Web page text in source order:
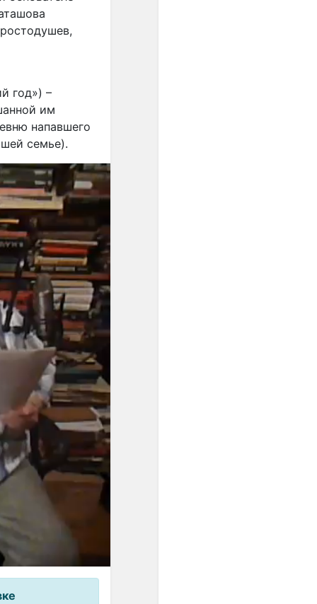
год») –
им
напавшего
семье).